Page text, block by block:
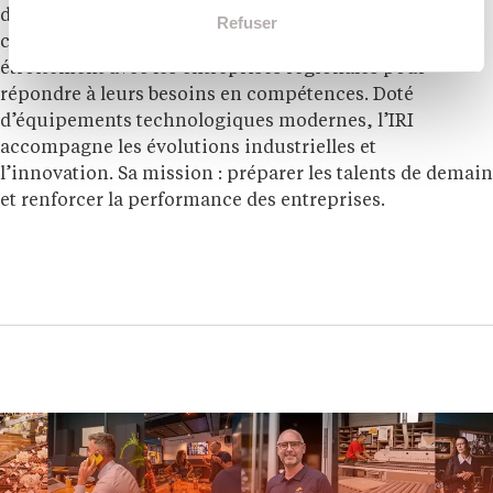
Refuser
d’ingénieur, en apprentissage ou en formation
continue. Membre du réseau
étroitement avec les entreprises régionales pour
répondre à leurs besoins en compétences. Doté
d’équipements technologiques modernes, l’IRI
accompagne les évolutions industrielles et
l’innovation. Sa mission : préparer les talents de demain
et renforcer la performance des entreprises.